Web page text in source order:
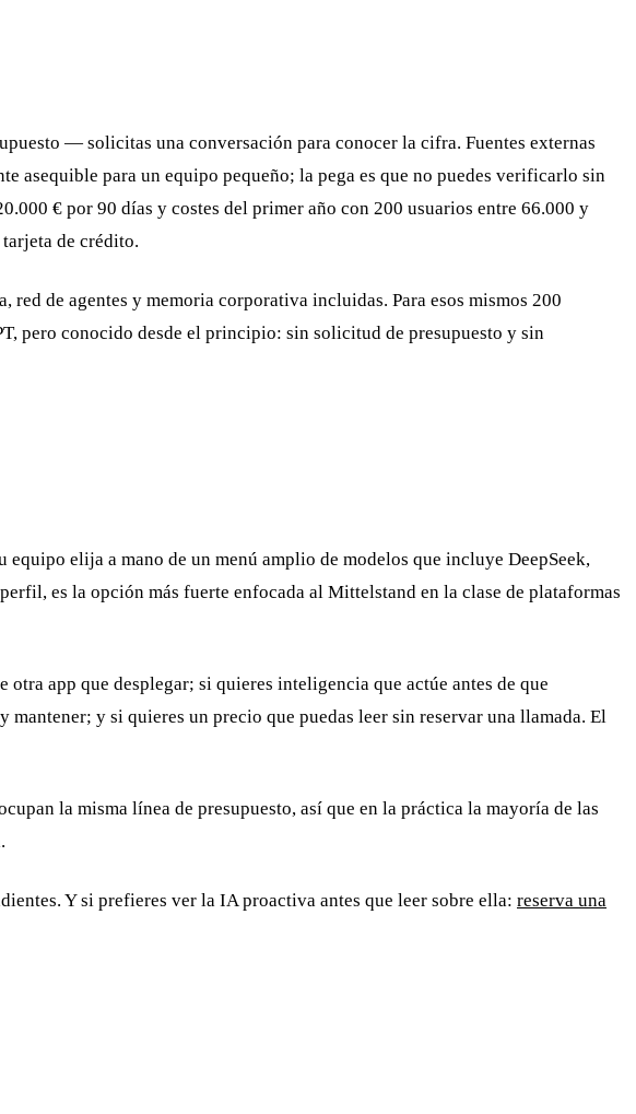
— solicitas una conversación para conocer la cifra. Fuentes externas
asequible para un equipo pequeño; la pega es que no puedes verificarlo sin
€ por 90 días y costes del primer año con 200 usuarios entre 66.000 y
de crédito.
de agentes y memoria corporativa incluidas. Para esos mismos 200
pero conocido desde el principio: sin solicitud de presupuesto y sin
elija a mano de un menú amplio de modelos que incluye DeepSeek,
es la opción más fuerte enfocada al Mittelstand en la clase de plataformas
app que desplegar; si quieres inteligencia que actúe antes de que
y si quieres un precio que puedas leer sin reservar una llamada. El
la misma línea de presupuesto, así que en la práctica la mayoría de las
Y si prefieres ver la IA proactiva antes que leer sobre ella: reserva una